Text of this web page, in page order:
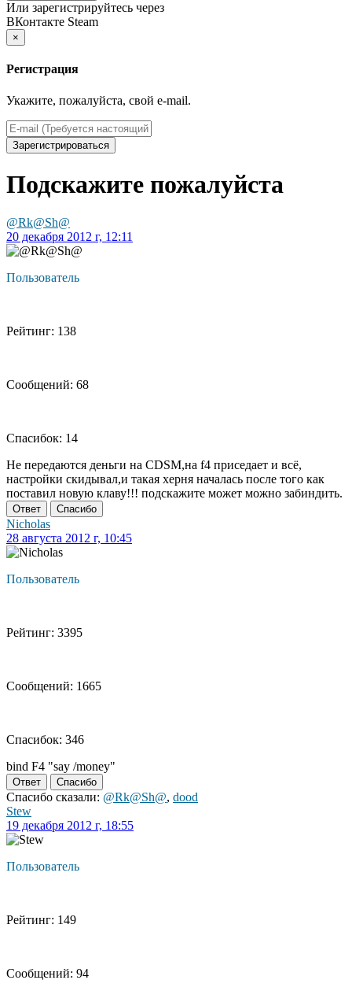
Или зарегистрируйтесь через
ВКонтакте Steam
×
Регистрация
Укажите, пожалуйста, свой e-mail.
Зарегистрироваться
Подскажите пожалуйста
@Rk@Sh@
20 декабря 2012 г, 12:11
Пользователь
Рейтинг: 138
Сообщений: 68
Спасибок: 14
Не передаются деньги на CDSM,на f4 приседает и всё,
настройки скидывал,и такая херня началась после того как
поставил новую клаву!!! подскажите может можно забиндить.
Ответ Спасибо
Nicholas
28 августа 2012 г, 10:45
Пользователь
Рейтинг: 3395
Сообщений: 1665
Спасибок: 346
bind F4 "say /money"
Ответ Спасибо
Спасибо сказали: @Rk@Sh@, dood
Stew
19 декабря 2012 г, 18:55
Пользователь
Рейтинг: 149
Сообщений: 94